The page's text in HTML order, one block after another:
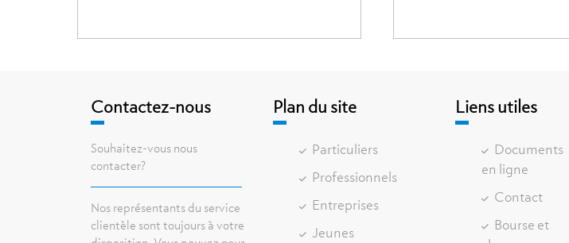
Contactez-nous
Souhaitez-vous nous
contacter?
Nos représentants du service
clientèle sont toujours à votre
Plan du site
Particuliers
Professionnels
Entreprises
Jeunes
Liens utiles
Documents
en ligne
Contact
Bourse et